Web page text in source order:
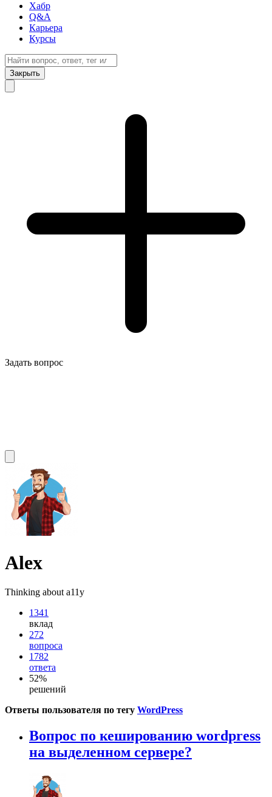
Хабр
Q&A
Карьера
Курсы
Закрыть
Задать вопрос
Alex
Thinking about a11y
1341
вклад
272
вопроса
1782
ответа
52%
решений
Ответы пользователя по тегу WordPress
Вопрос по кешированию wordpress
на выделенном сервере?